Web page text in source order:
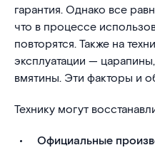
гарантия. Однако все
что в процессе
повторятся. Также на
эксплуатации —
вмятины. Эти факторы и
Технику могут
Официальные